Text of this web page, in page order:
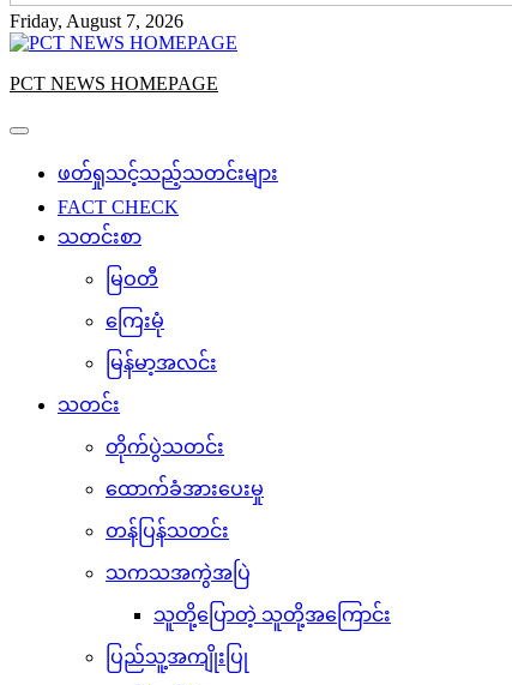
Friday, August 7, 2026
PCT NEWS HOMEPAGE
ဖတ်ရှုသင့်သည့်သတင်းများ
FACT CHECK
သတင်းစာ
မြဝတီ
ကြေးမုံ
မြန်မာ့အလင်း
သတင်း
တိုက်ပွဲသတင်း
ထောက်ခံအားပေးမှု
တန်ပြန်သတင်း
သကသအကွဲအပြဲ
သူတို့ပြောတဲ့ သူတို့အကြောင်း
ပြည်သူ့အကျိုးပြု